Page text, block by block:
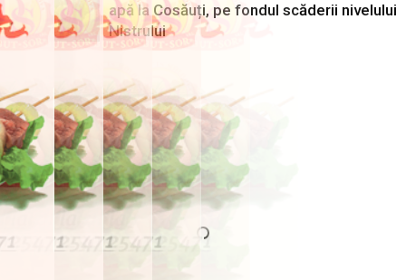
Soroca
apă la Cosăuți, pe fondul scăderii nivelului
Nistrului